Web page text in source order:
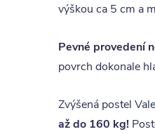
výškou ca 5 cm a
Pevné provedení
povrch dokonale
Zvýšená postel
až do 160 kg!